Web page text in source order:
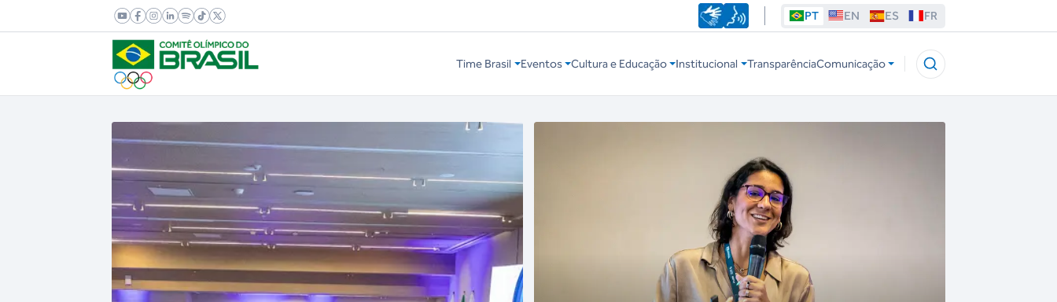
PT EN ES FR
Time Brasil Eventos Cultura e Educação Institucional TransparênciaComunicação